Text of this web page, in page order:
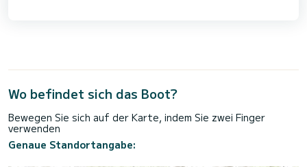
Wo befindet sich das Boot?
Bewegen Sie sich auf der Karte, indem Sie zwei Finger
verwenden
Genaue Standortangabe: